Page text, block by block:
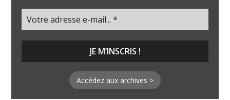
Accédez aux archives >